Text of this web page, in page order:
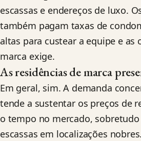
escassas e endereços de luxo.
também pagam taxas de
altas para custear a equipe e as
marca exige.
As residências de marca
Em geral, sim. A demanda
tende a sustentar os preços de
o tempo no mercado,
escassas em localizações